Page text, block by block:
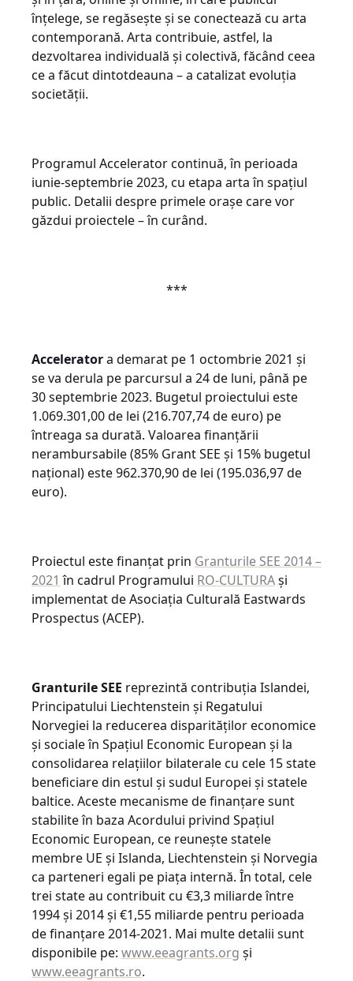
înțelege, se regăsește și se conectează cu arta
contemporană. Arta contribuie, astfel, la
dezvoltarea individuală și colectivă, făcând ceea
ce a făcut dintotdeauna – a catalizat evoluția
societății.
Programul Accelerator continuă, în perioada
iunie-septembrie 2023, cu etapa arta în spațiul
public. Detalii despre primele orașe care vor
găzdui proiectele – în curând.
***
Acceleratora demarat pe 1 octombrie 2021 și
se va derula pe parcursul a 24 de luni, până pe
30 septembrie 2023. Bugetul proiectului este
1.069.301,00 de lei (216.707,74 de euro) pe
întreaga sa durată. Valoarea finanțării
nerambursabile (85% Grant SEE și 15% bugetul
național) este 962.370,90 de lei (195.036,97 de
euro).
Proiectul este finanțat prin Granturile SEE 2014 –
2021 în cadrul Programului RO-CULTURAși
implementat de Asociația Culturală Eastwards
Prospectus (ACEP).
Granturile SEE reprezintă contribuția Islandei,
Principatului Liechtenstein și Regatului
Norvegiei la reducerea disparităților economice
și sociale în Spațiul Economic European și la
consolidarea relațiilor bilaterale cu cele 15 state
beneficiare din estul și sudul Europei și statele
baltice. Aceste mecanisme de finanțare sunt
stabilite în baza Acordului privind Spațiul
Economic European, ce reunește statele
membre UE și Islanda, Liechtenstein și Norvegia
ca parteneri egali pe piața internă. În total, cele
trei state au contribuit cu €3,3 miliarde între
1994 și 2014 și €1,55 miliarde pentru perioada
de finanțare 2014-2021. Mai multe detalii sunt
disponibile pe: www.eeagrants.org și
www.eeagrants.ro.